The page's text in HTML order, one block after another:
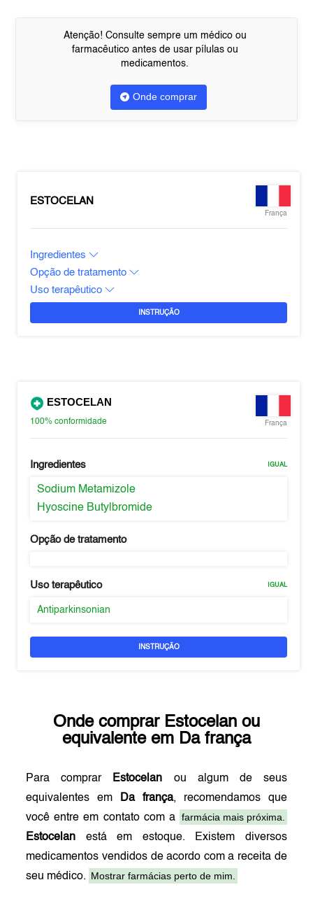
Atenção! Consulte sempre um médico ou
farmacêutico antes de usar pílulas ou
medicamentos.
Onde comprar
ESTOCELAN
França
Ingredientes
Opção de tratamento
Uso terapêutico
INSTRUÇÃO
ESTOCELAN
100%conformidade França
Ingredientes IGUAL
Sodium Metamizole
Hyoscine Butylbromide
Opção de tratamento
Uso terapêutico IGUAL
Antiparkinsonian
INSTRUÇÃO
Onde comprar Estocelan ou
equivalente em Da frança
Para comprar Estocelan ou algum de seus
equivalentes em
Da frança, recomendamos que
você entre em contato com a farmácia mais próxima.
Estocelan está em estoque. Existem diversos
medicamentos vendidos de acordo com a receita de
seu médico. Mostrar farmácias perto de mim.